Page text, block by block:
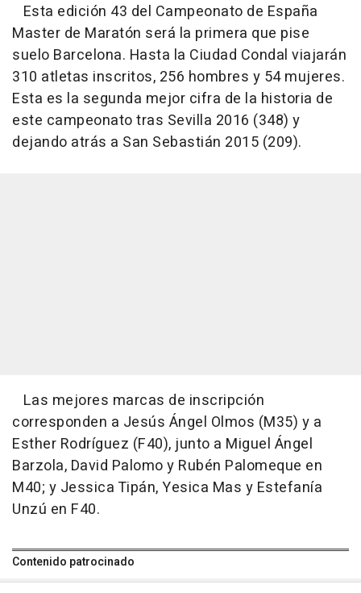
Esta edición 43 del Campeonato de España
Master de Maratón será la primera que pise
suelo Barcelona. Hasta la Ciudad Condal viajarán
310 atletas inscritos, 256 hombres y 54 mujeres.
Esta es la segunda mejor cifra de la historia de
este campeonato tras Sevilla 2016 (348) y
dejando atrás a San Sebastián 2015 (209).
Las mejores marcas de inscripción
corresponden a Jesús Ángel Olmos (M35) y a
Esther Rodríguez (F40), junto a Miguel Ángel
Barzola, David Palomo y Rubén Palomeque en
M40; y Jessica Tipán, Yesica Mas y Estefanía
Unzú en F40.
Contenido patrocinado